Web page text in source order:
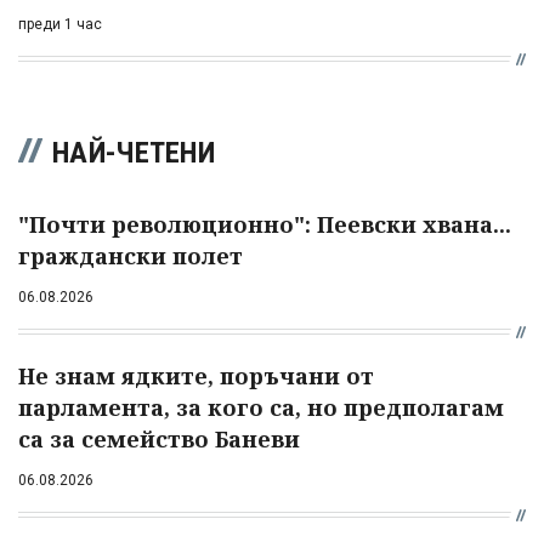
преди 1 час
НАЙ-ЧЕТЕНИ
"Почти революционно": Пеевски хвана...
граждански полет
06.08.2026
Не знам ядките, поръчани от
парламента, за кого са, но предполагам
са за семейство Баневи
06.08.2026